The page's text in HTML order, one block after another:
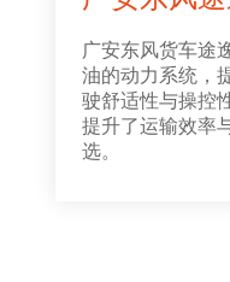
广安东风货车途
油的动力系统，
驶舒适性与操控
提升了运输效率
选。